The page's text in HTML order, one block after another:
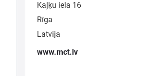
Kaļķu iela 16
Rīga
Latvija
www.mct.lv